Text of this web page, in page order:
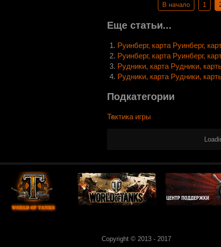
В начало 1
Еще статьи...
Руинберг, карта Руинберг,
Руинберг, карта Руинберг,
Рудники, карта Рудники,
Рудники, карта Рудники,
Подкатегории
Тактика игры
Copyright © 2013 - 2017